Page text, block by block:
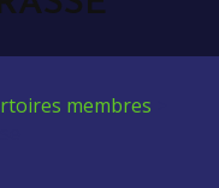
membres